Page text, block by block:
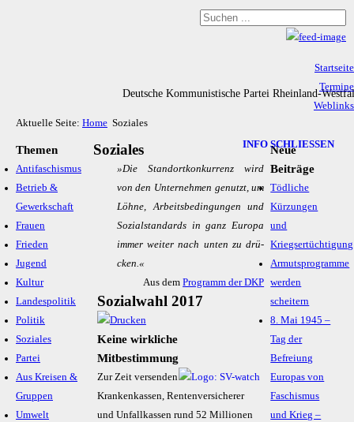
Deutsche Kommunistische Partei Rheinland-
Startseite
Termine
Weblinks
Impressum & Datenschutz
Aktuelle Seite: Home Soziales
Themen
Antifaschismus
Betrieb &
Gewerkschaft
Frauen
Frieden
Jugend
Kultur
Landespolitik
Politik
Soziales
Partei
Aus Kreisen &
Gruppen
Umwelt
Soziales
»Die Stand­ort­kon­kur­renz wird
von den Un­ter­neh­men ge­nutzt, um
Löh­ne, Ar­beits­be­din­gun­gen und
So­zi­al­stan­dards in ganz Eu­ro­pa
im­mer wei­ter nach un­ten zu drü­
cken.«
Aus demProgramm der DKP
Sozialwahl 2017
Keine wirkliche
Mitbestimmung
Zur Zeit versenden
Krankenkassen, Rentenversicherer
und Unfallkassen rund 52 Millionen
INFO SCHLIESSEN
Neue
Beiträge
Tödliche
Kürzungen
und
Kriegsertüchtigung
Armutsprogramme
werden
scheitern
8. Mai 1945 –
Tag der
Befreiung
Europas von
Faschismus
und Krieg –